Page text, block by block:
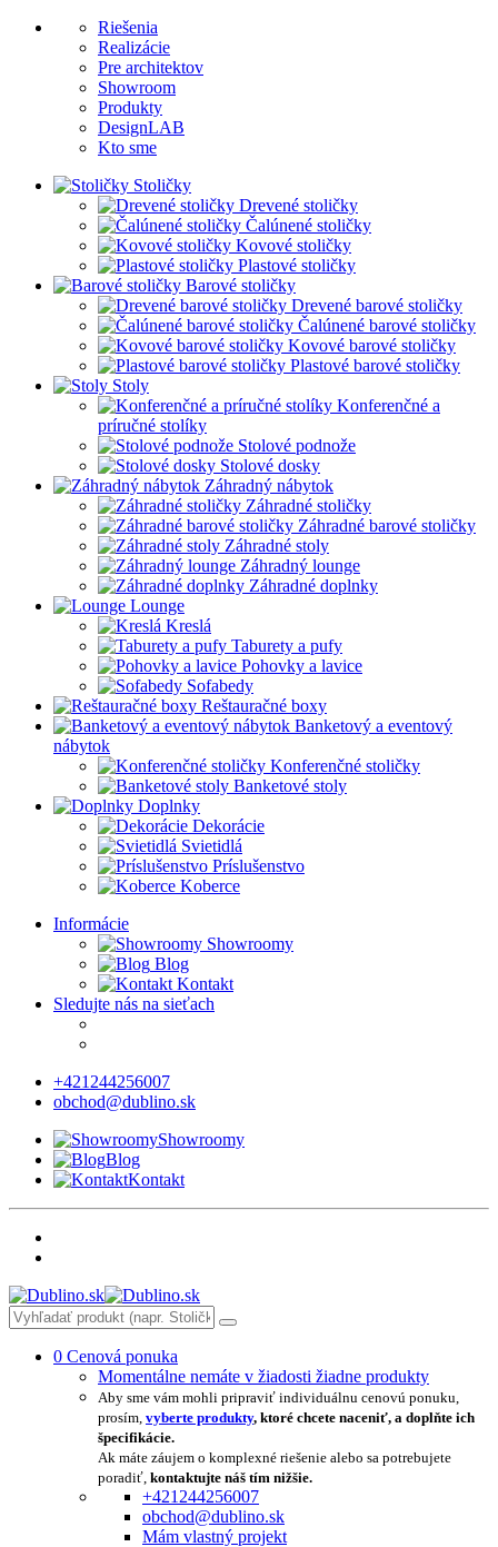
Riešenia
Realizácie
Pre architektov
Showroom
Produkty
DesignLAB
Kto sme
Stoličky
Drevené stoličky
Čalúnené stoličky
Kovové stoličky
Plastové stoličky
Barové stoličky
Drevené barové stoličky
Čalúnené barové stoličky
Kovové barové stoličky
Plastové barové stoličky
Stoly
Konferenčné a
príručné stolíky
Stolové podnože
Stolové dosky
Záhradný nábytok
Záhradné stoličky
Záhradné barové stoličky
Záhradné stoly
Záhradný lounge
Záhradné doplnky
Lounge
Kreslá
Taburety a pufy
Pohovky a lavice
Sofabedy
Reštauračné boxy
Banketový a eventový
nábytok
Konferenčné stoličky
Banketové stoly
Doplnky
Dekorácie
Svietidlá
Príslušenstvo
Koberce
Informácie
Showroomy
Blog
Kontakt
Sledujte nás na sieťach
+421244256007
obchod@dublino.sk
Showroomy
Blog
Kontakt
0 Cenová ponuka
Momentálne nemáte v žiadosti žiadne produkty
Aby sme vám mohli pripraviť individuálnu cenovú ponuku,
prosím, vyberte produkty, ktoré chcete naceniť, a doplňte ich
špecifikácie.
Ak máte záujem o komplexné riešenie alebo sa potrebujete
poradiť, kontaktujte náš tím nižšie.
+421244256007
obchod@dublino.sk
Mám vlastný projekt